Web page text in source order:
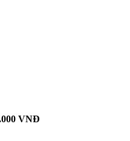
VNĐ